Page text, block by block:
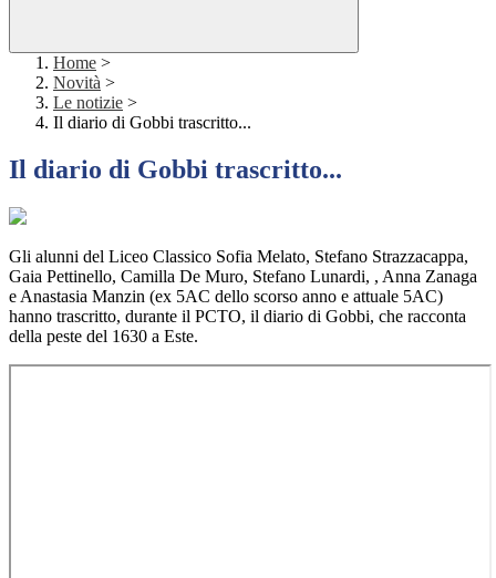
Home >
Novità >
Le notizie >
Il diario di Gobbi trascritto...
Il diario di Gobbi trascritto...
Gli alunni del Liceo Classico Sofia Melato, Stefano Strazzacappa,
Gaia Pettinello, Camilla De Muro, Stefano Lunardi, , Anna Zanaga
e Anastasia Manzin (ex 5AC dello scorso anno e attuale 5AC)
hanno trascritto, durante il PCTO, il diario di Gobbi, che racconta
della peste del 1630 a Este.